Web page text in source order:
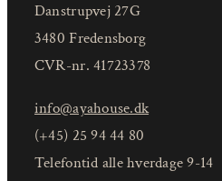
Danstrupvej 27G
3480 Fredensborg
CVR-nr. 41723378
info@ayahouse.dk
(+45) 25 94 44 80
Telefontid alle hverdage 9-14